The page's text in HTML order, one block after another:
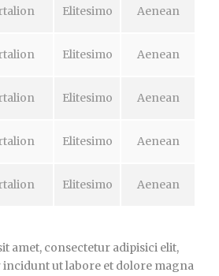
Elitesimo Aenean
Elitesimo Aenean
Elitesimo Aenean
Elitesimo Aenean
Elitesimo Aenean
amet, consectetur adipisici elit,
incidunt ut labore et dolore magna